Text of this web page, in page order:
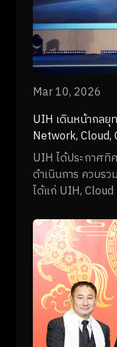
Mar 10, 2026
UIH เดินหน้ากลยุ
Network, Cloud,
พร้อมเปิดตัว
UIH ได้ประกาศทิ
ดำเนินการ ควบร
ได้แก่ UIH,
Network, Cloud,
ในองค์กรเดียว แ
Infrastructure แ
องค์กร